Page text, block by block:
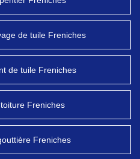
de tuile Freniches
de tuile Freniches
Freniches
Freniches